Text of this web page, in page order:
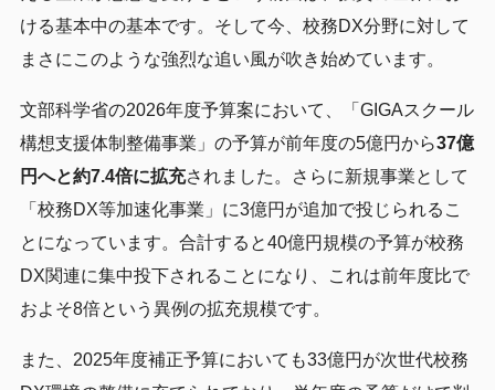
ける基本中の基本です。そして今、校務DX分野に対して
まさにこのような強烈な追い風が吹き始めています。
文部科学省の2026年度予算案において、「GIGAスクール
構想支援体制整備事業」の予算が前年度の5億円から37億
円へと約7.4倍に拡充されました。さらに新規事業として
「校務DX等加速化事業」に3億円が追加で投じられるこ
とになっています。合計すると40億円規模の予算が校務
DX関連に集中投下されることになり、これは前年度比で
およそ8倍という異例の拡充規模です。
また、2025年度補正予算においても33億円が次世代校務